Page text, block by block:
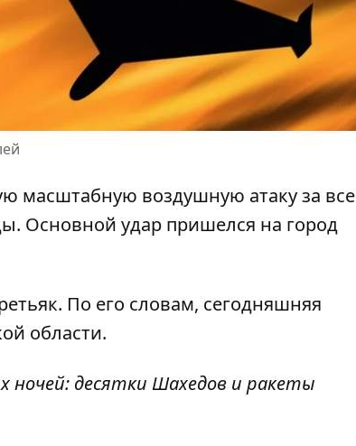
масштабную воздушную атакуза все
Основной удар пришелся на город
По его словам, сегодняшняя
области.
ночей: десятки Шахедов и ракеты